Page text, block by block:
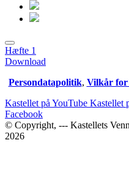
Hæfte 1
Download
Persondatapolitik, Vilkår for
Kastellet på YouTube Kastellet
Facebook
© Copyright, --- Kastellets
2026